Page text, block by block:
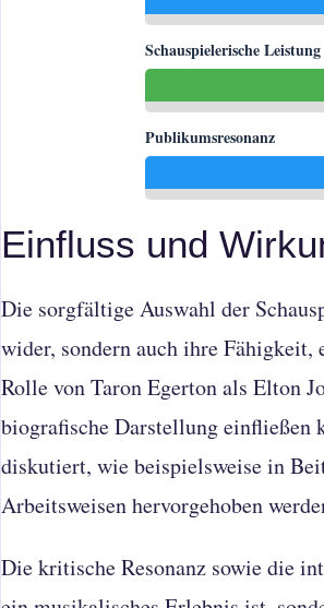
Schauspielerische Leistung
Publikumsresonanz
Einfluss und
Die sorgfältige Auswahl der
wider, sondern auch ihre
Rolle von Taron Egerton als Elton
biografische Darstellung einfließen
diskutiert, wie beispielsweise in
Arbeitsweisen hervorgehoben
Die kritische Resonanz sowie die